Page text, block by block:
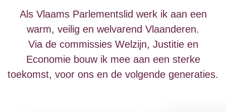
Als Vlaams Parlementslid werk ik aan een
warm, veilig en welvarend Vlaanderen.
Via de commissies Welzijn, Justitie en
Economie bouw ik mee aan een sterke
toekomst, voor ons en de volgende generaties.